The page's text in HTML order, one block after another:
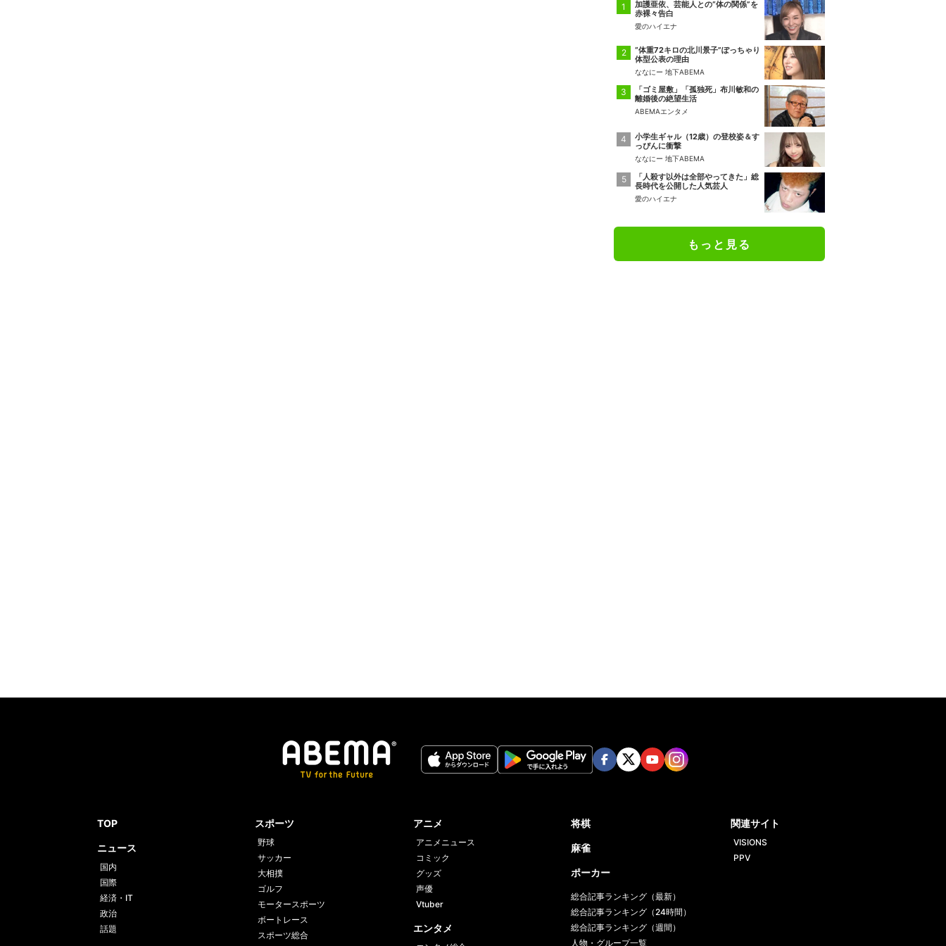
加護亜依、芸能人との“体の関係”を
赤裸々告白
愛のハイエナ
“体重72キロの北川景子”ぽっちゃり
体型公表の理由
ななにー 地下ABEMA
「ゴミ屋敷」「孤独死」布川敏和の
離婚後の絶望生活
ABEMAエンタメ
小学生ギャル（12歳）の登校姿＆す
っぴんに衝撃
ななにー 地下ABEMA
「人殺す以外は全部やってきた」総
長時代を公開した人気芸人
愛のハイエナ
もっと見る
TOP
ニュース
国内
国際
経済・IT
政治
話題
スポーツ
野球
サッカー
大相撲
ゴルフ
モータースポーツ
ボートレース
スポーツ総合
アニメ
アニメニュース
コミック
グッズ
声優
Vtuber
エンタメ
将棋
麻雀
ポーカー
総合記事ランキング（最新）
総合記事ランキング（24時間）
総合記事ランキング（週間）
人物・グループ一覧
関連サイト
VISIONS
PPV